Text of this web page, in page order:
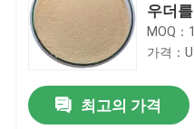
우더
MOQ：
가격：
최고의 가격